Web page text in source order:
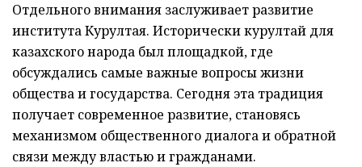
Отдельного внимания заслуживает развитие
института Курултая. Исторически курултай для
казахского народа был площадкой, где
обсуждались самые важные вопросы жизни
общества и государства. Сегодня эта традиция
получает современное развитие, становясь
механизмом общественного диалога и обратной
связи между властью и гражданами.